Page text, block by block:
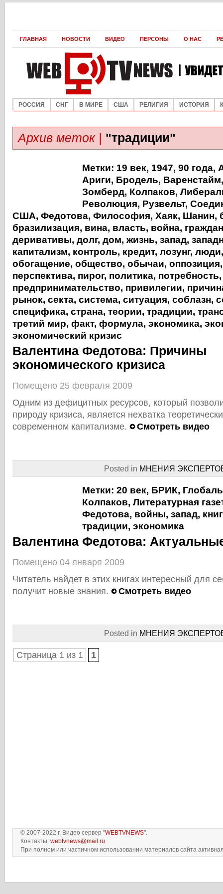
ГЛАВНАЯ НОВОСТИ ВИДЕО ПЕРСОНЫ О НАС
РОССИЯ СНГ В МИРЕ США РЕЛИГИЯ ИСТОРИЯ
Архив меток | "традиции"
Метки: 19 век, 1947, 90 года,
Ариги, Бродель, Варенстайм
Зомберд, Колпаков,
Революция, Рузвельт,
США, Федотова, Философия, Хаяк, Шанин,
бразилизация, вина, власть, война,
деривативы, долг, дом, жизнь, запад,
капитализм, контроль, кредит, лозунг, люди
обогащение, общество, обычаи, оппозиция
перспектива, пирог, политика, потребность,
предпринимательство, привилегии,
рынок, секта, система, ситуация, соблазн,
специфика, страна, теории, традиции,
третий мир, факт, формула, экономика,
экономический кризис
Валентина Федотова: Причины
экономического кризиса
Помещено 25 февраля 2009
Одним из дефицитных ресурсов, который
природу кризиса, является нехватка
современном капитализме.
Смотреть видео
Posted in МНЕНИЯ
Метки: 20 век, БРИК,
Колпаков, Литературная
Федотова, войны, запад,
традиции, экономика
Валентина Федотова:
Помещено 04 января 2009
Читатель найдет в этих книгах интересный для
получит новые знания.
Смотреть видео
Posted in МНЕНИЯ
Страница 1 из 1 1
© 2007-2022 г. Видео сервер "WEBTVNEWS".
Контакты: webtvnews@mail.ru
При полном или частичном использовании материалов сайта